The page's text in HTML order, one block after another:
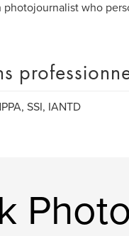
photojournalist who
SSI, IANTD